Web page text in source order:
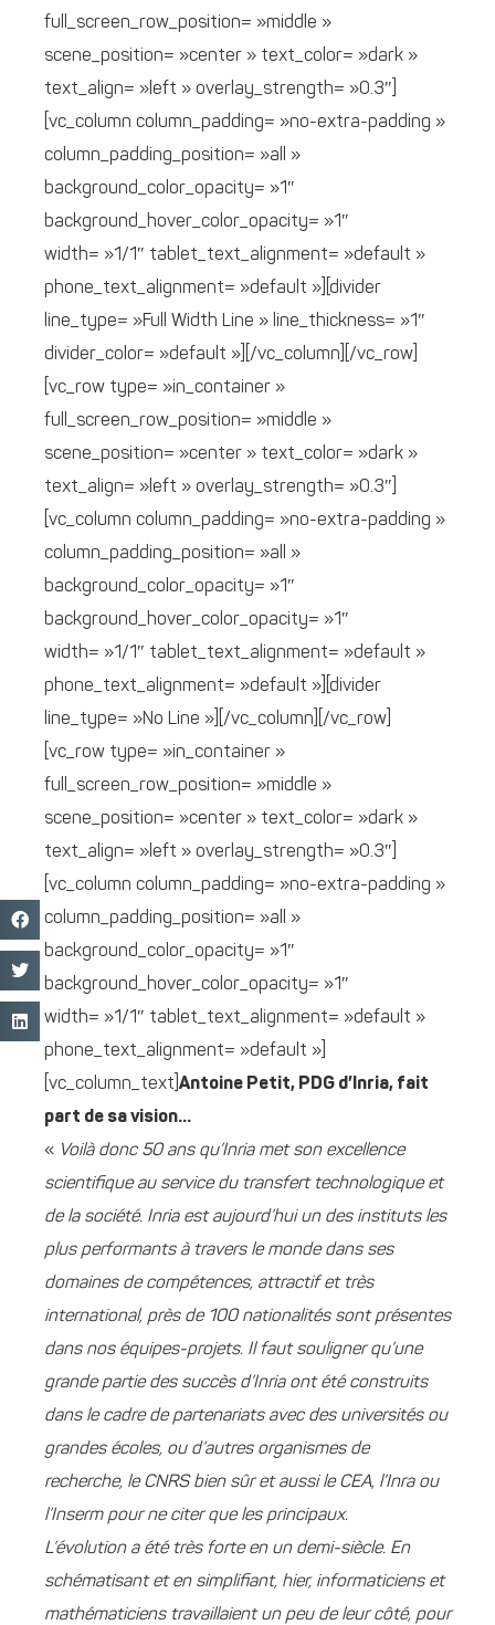
full_screen_row_position= »middle »
scene_position= »center » text_color= »dark »
text_align= »left » overlay_strength= »0.3″]
[vc_column column_padding= »no-extra-padding »
column_padding_position= »all »
background_color_opacity= »1″
background_hover_color_opacity= »1″
width= »1/1″ tablet_text_alignment= »default »
phone_text_alignment= »default »][divider
line_type= »Full Width Line » line_thickness= »1″
divider_color= »default »][/vc_column][/vc_row]
[vc_row type= »in_container »
full_screen_row_position= »middle »
scene_position= »center » text_color= »dark »
text_align= »left » overlay_strength= »0.3″]
[vc_column column_padding= »no-extra-padding »
column_padding_position= »all »
background_color_opacity= »1″
background_hover_color_opacity= »1″
width= »1/1″ tablet_text_alignment= »default »
phone_text_alignment= »default »][divider
line_type= »No Line »][/vc_column][/vc_row]
[vc_row type= »in_container »
full_screen_row_position= »middle »
scene_position= »center » text_color= »dark »
text_align= »left » overlay_strength= »0.3″]
[vc_column column_padding= »no-extra-padding »
column_padding_position= »all »
background_color_opacity= »1″
background_hover_color_opacity= »1″
width= »1/1″ tablet_text_alignment= »default »
phone_text_alignment= »default »]
[vc_column_text] Antoine Petit, PDG d’Inria, fait
part de sa vision…
« Voilà donc 50 ans qu’Inria met son excellence
scientifique au service du transfert technologique et
de la société. Inria est aujourd’hui un des instituts les
plus performants à travers le monde dans ses
domaines de compétences, attractif et très
international, près de 100 nationalités sont présentes
dans nos équipes-projets. Il faut souligner qu’une
grande partie des succès d’Inria ont été construits
dans le cadre de partenariats avec des universités ou
grandes écoles, ou d’autres organismes de
recherche, le CNRS bien sûr et aussi le CEA, l’Inra ou
l’Inserm pour ne citer que les principaux.
L’évolution a été très forte en un demi-siècle. En
schématisant et en simplifiant, hier, informaticiens et
mathématiciens travaillaient un peu de leur côté, pour